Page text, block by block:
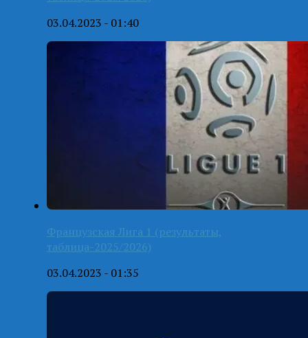
03.04.2023 - 01:40
Французская Лига 1 (результаты,
таблица-2025/2026)
03.04.2023 - 01:35